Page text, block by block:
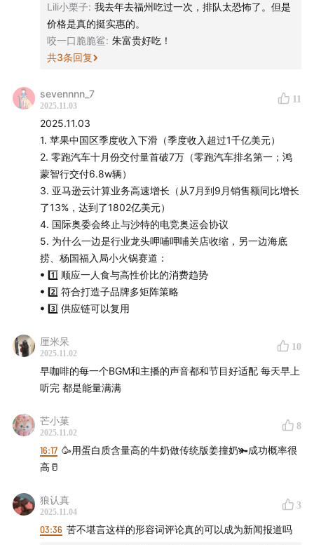
，你的发现可能出现在节目中。
「用声音碰撞世界」
我们还有这些播客：
What's Next｜科技早
知道、商业WHY酱
吃喝玩乐了不起、不止金钱 、泡腾 VC、反潮流俱乐部
如果你喜欢我们的节目，欢迎打赏支持，或把我们的节
目推荐给朋友
本节目音频内容及文字版权归声动活泼所有，未经授权
不得用于 AI 模型训练等用途
Lili小栗子: 我去年去福州吃过一次，排队太恐怖了。但是
价格是真的挺实惠的。
咬一口脆脆鲨: 朱富贵好吃！
共3条回复
sevennnn_7
2025.11.03
11
2025.11.03
1. 苹果中国区季度收入下滑（季度收入超过1千亿美元）
2. 零跑汽车十月份交付量首破7万（零跑汽车排名第一；鸿
蒙智行交付6.8w辆）
3. 亚马逊云计算业务高速增长（从7月到9月销售额同比增长
了13%，达到了1802亿美元）
4. 国际奥委会终止与沙特的电竞奥运会协议
5. 为什么一边是行业龙头呷哺呷哺关店收缩，另一边海底
捞、杨国福入局小火锅赛道：
ꔷ 1️⃣ 顺应一人食与高性价比的消费趋势
ꔷ 2️⃣ 符合打造子品牌多矩阵策略
ꔷ 3️⃣ 供应链可以复用
厘米呆
2025.11.02
10
早咖啡的每一个BGM和主播的声音都和节目好适配 每天早上
听完 都是能量满满
芒小菓
2025.11.02
8
16:17 🥳用蛋白质含量高的牛奶做传统版姜撞奶🫚成功概率很
高🥛
狼认真
2025.11.04
3
03:36 苦不堪言这样的形容词评论真的可以成为新闻报道吗